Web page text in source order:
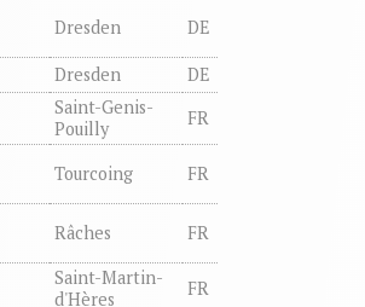
Dresden DE
Dresden DE
Saint-Genis-
Pouilly
FR
Tourcoing FR
Râches FR
Saint-Martin-
d'Hères
FR